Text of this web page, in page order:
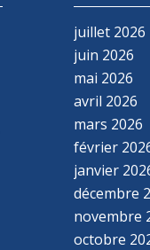
juillet 2026
juin 2026
mai 2026
avril 2026
mars 2026
février
janvier
décembre
novembre
octobre